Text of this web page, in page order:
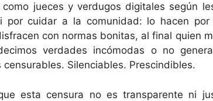
jueces y verdugos digitales según
por cuidar a la comunidad: lo hacen por
con normas bonitas, al final quien
verdades incómodas o no
censurables. Silenciables. Prescindibles.
esta censura no es transparente ni